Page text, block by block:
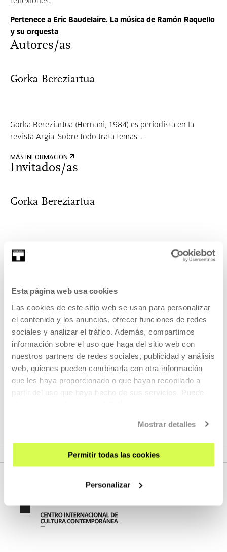
Esta página web usa cookies
Las cookies de este sitio web se usan para personalizar
el contenido y los anuncios, ofrecer funciones de redes
sociales y analizar el tráfico. Además, compartimos
información sobre el uso que haga del sitio web con
nuestros partners de redes sociales, publicidad y análisis
web, quienes pueden combinarla con otra información
que les haya proporcionado o que hayan recopilado a
partir del uso que haya hecho de sus servicios. Puede
Mostrar detalles
Permitir todas las cookies
Personalizar
Pertenece a Eric Baudelaire. La música de Ramón Raquello
y su orquesta
Autores/as
Gorka Bereziartua
Gorka Bereziartua (Hernani, 1984) es periodista en la
revista Argia. Sobre todo trata temas ...
MÁS INFORMACIÓN
Invitados/as
Gorka Bereziartua
Gorka Bereziartua (Hernani, 1984) es periodista en la
revista Argia. Sobre todo trata temas ...
Pertenece a Exposición: Eric
Baudelaire. La música de
Ramón Raquello y su orquesta
La música de Ramón Raquello y su orquestaes la primera
VER EXPOSICIÓN